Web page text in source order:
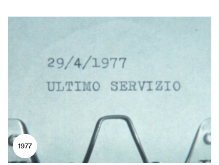
1977